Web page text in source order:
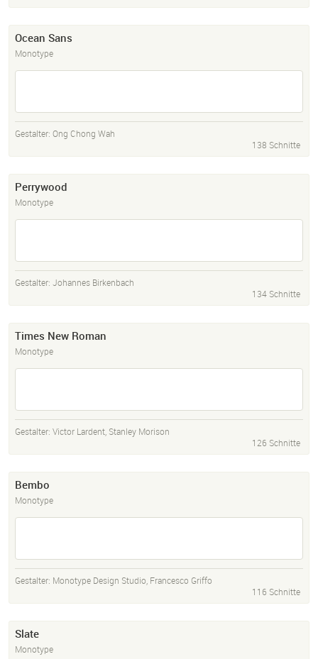
Ocean Sans
Monotype
Gestalter: Ong Chong Wah
138 Schnitte
Perrywood
Monotype
Gestalter: Johannes Birkenbach
134 Schnitte
Times New Roman
Monotype
Gestalter: Victor Lardent, Stanley Morison
126 Schnitte
Bembo
Monotype
Gestalter: Monotype Design Studio, Francesco Griffo
116 Schnitte
Slate
Monotype